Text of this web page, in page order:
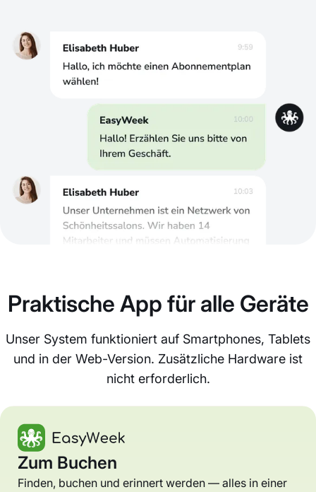
Praktische App für alle Geräte
Unser System funktioniert auf Smartphones, Tablets
und in der Web-Version. Zusätzliche Hardware ist
nicht erforderlich.
Zum Buchen
Finden, buchen und erinnert werden — alles in einer